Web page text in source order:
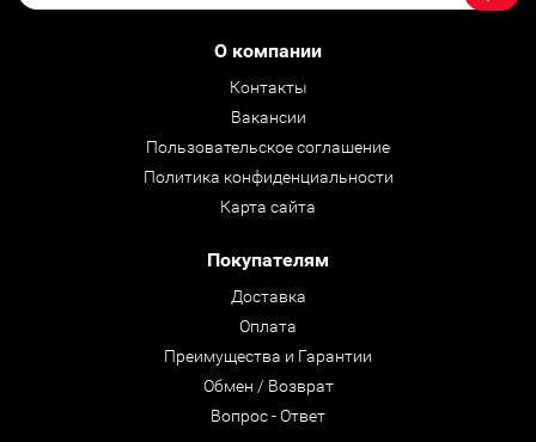
О компании
Контакты
Вакансии
Пользовательское соглашение
Политика конфиденциальности
Карта сайта
Покупателям
Доставка
Оплата
Преимущества и Гарантии
Обмен / Возврат
Вопрос - Ответ